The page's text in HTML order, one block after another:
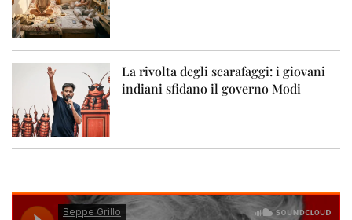
La rivolta degli scarafaggi: i giovani
indiani sfidano il governo Modi